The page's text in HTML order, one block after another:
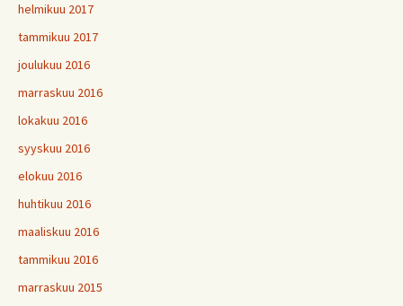
helmikuu 2017
tammikuu 2017
joulukuu 2016
marraskuu 2016
lokakuu 2016
syyskuu 2016
elokuu 2016
huhtikuu 2016
maaliskuu 2016
tammikuu 2016
marraskuu 2015